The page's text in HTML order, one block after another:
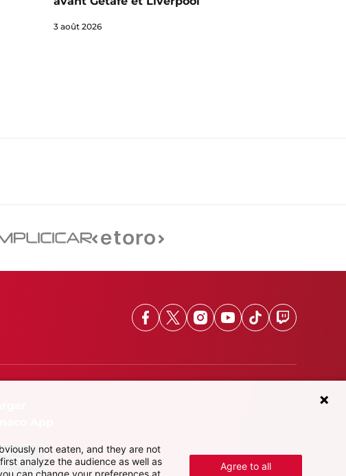
3 août 2026
Facebook
X Instagram
Youtube
TikTokTwitch
not eaten, and they are not
analyze the audience as well as
can change your preferences at
Agree to all